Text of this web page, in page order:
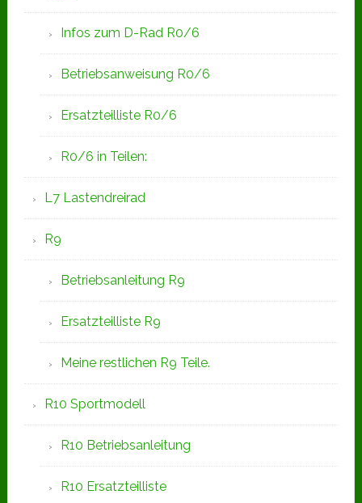
Infos zum D-Rad R0/6
Betriebsanweisung R0/6
Ersatzteilliste R0/6
R0/6 in Teilen:
L7 Lastendreirad
R9
Betriebsanleitung R9
Ersatzteilliste R9
Meine restlichen R9 Teile.
R10 Sportmodell
R10 Betriebsanleitung
R10 Ersatzteilliste